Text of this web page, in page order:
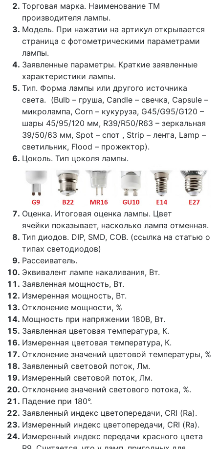
Торговая марка. Наименование ТМ
производителя лампы.
Модель. При нажатии на артикул открывается
страница с фотометрическими параметрами
лампы.
Заявленные параметры. Краткие заявленные
характеристики лампы.
Тип. Форма лампы или другого источника
света. (Bulb – груша, Candle – свечка, Capsule –
микролампа, Corn – кукуруза, G45/G95/G120 –
шары 45/95/120 мм, R39/R50/R63 – зеркальная
39/50/63 мм, Spot – спот , Strip – лента, Lamp –
светильник, Flood – прожектор).
Цоколь. Тип цоколя лампы.
Оценка. Итоговая оценка лампы. Цвет
ячейки показывает, насколько лампа отменная.
Тип диодов. DIP, SMD, COB. (ссылка на статью о
типах светодиодов)
Рассеиватель.
Эквивалент лампе накаливания, Вт.
Заявленная мощность, Вт.
Измеренная мощность, Вт.
Отклонение мощности, %
Мощность при напряжении 180В, Вт.
Заявленная цветовая температура, К.
Измеренная цветовая температура, К.
Отклонение значений цветовой температуры, %
Заявленный световой поток, Лм.
Измеренный световой поток, Лм.
Отклонение значений светового потока, %.
Падение при 180°.
Заявленный индекс цветопередачи, CRI (Ra).
Измеренный индекс цветопередачи, CRI (Ra).
Измеренный индекс передачи красного цвета